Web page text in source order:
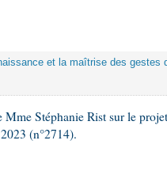
et la maîtrise des gestes
Stéphanie Rist sur le
(n°2714).